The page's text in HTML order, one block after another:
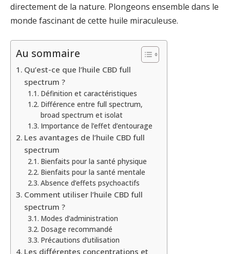
directement de la nature. Plongeons ensemble dans le
monde fascinant de cette huile miraculeuse.
Au sommaire
Qu’est-ce que l’huile CBD full
spectrum ?
Définition et caractéristiques
Différence entre full spectrum,
broad spectrum et isolat
Importance de l’effet d’entourage
Les avantages de l’huile CBD full
spectrum
Bienfaits pour la santé physique
Bienfaits pour la santé mentale
Absence d’effets psychoactifs
Comment utiliser l’huile CBD full
spectrum ?
Modes d’administration
Dosage recommandé
Précautions d’utilisation
Les différentes concentrations et